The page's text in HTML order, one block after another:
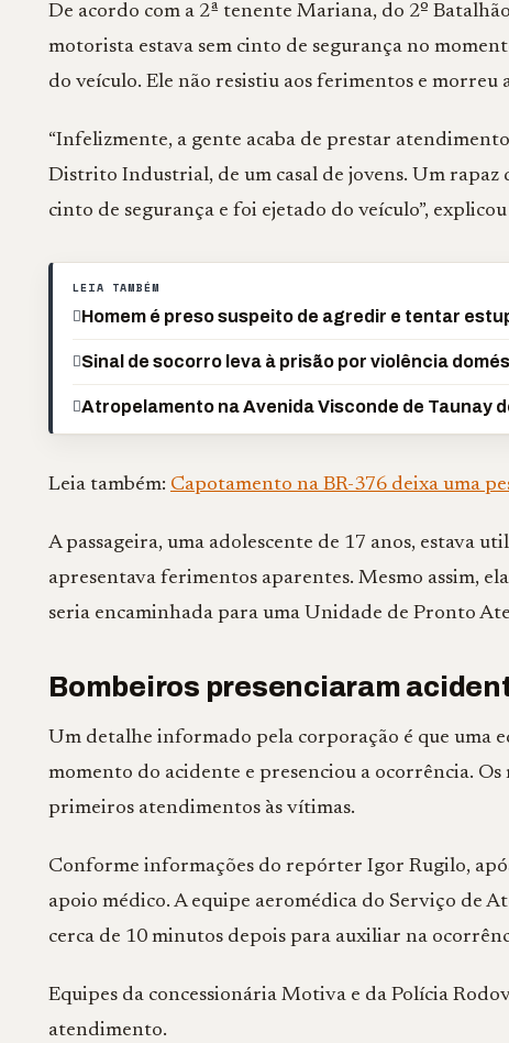
De acordo com a 2ª tenente Mariana, do 2º
motorista estava sem cinto de segurança no
do veículo. Ele não resistiu aos ferimentos e morreu
“Infelizmente, a gente acaba de prestar
Distrito Industrial, de um casal de jovens. Um rapaz
cinto de segurança e foi ejetado do veículo”,
LEIA TAMBÉM
Homem é preso suspeito de agredir e tentar
Sinal de socorro leva à prisão por violência
Atropelamento na Avenida Visconde de Taunay
Leia também: Capotamento na BR-376 deixa uma
A passageira, uma adolescente de 17 anos, estava
apresentava ferimentos aparentes. Mesmo assim,
seria encaminhada para uma Unidade de Pronto
Bombeiros presenciaram
Um detalhe informado pela corporação é que uma
momento do acidente e presenciou a ocorrência.
primeiros atendimentos às vítimas.
Conforme informações do repórter Igor Rugilo,
apoio médico. A equipe aeromédica do Serviço de
cerca de 10 minutos depois para auxiliar na
Equipes da concessionária Motiva e da Polícia
atendimento.